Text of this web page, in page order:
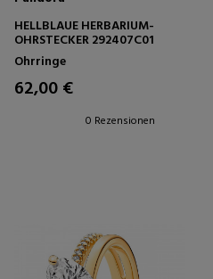
HELLBLAUE HERBARIUM-
OHRSTECKER 292407C01
Ohrringe
62,00 €
0 Rezensionen